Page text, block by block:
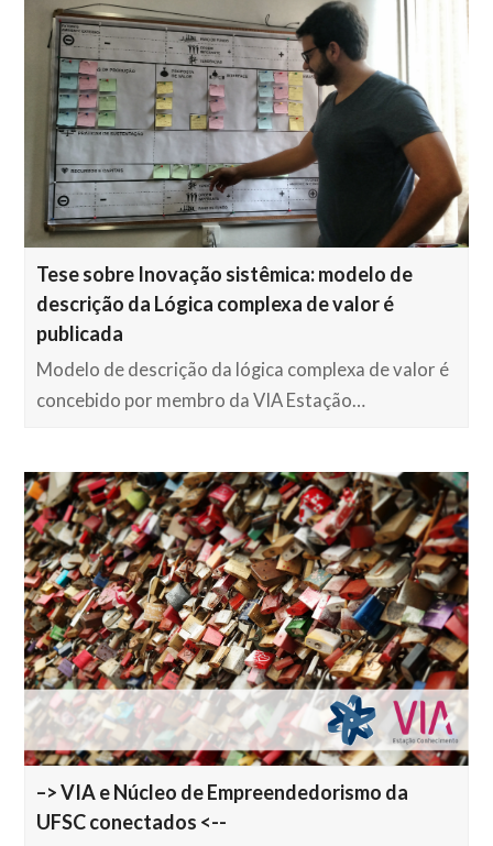
Tese sobre Inovação sistêmica: modelo de
descrição da Lógica complexa de valor é
publicada
Modelo de descrição da lógica complexa de valor é
concebido por membro da VIA Estação…
–> VIA e Núcleo de Empreendedorismo da
UFSC conectados <--